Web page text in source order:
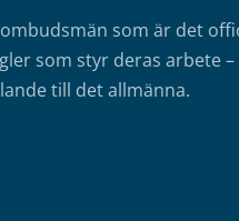
som är det
som styr deras arbete
till det allmänna.